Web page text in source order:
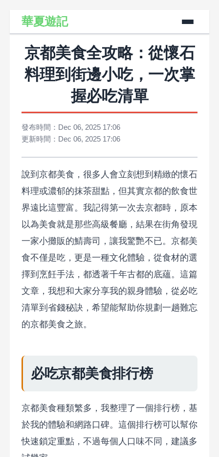
華夏遊記
京都美食全攻略：從懷石
料理到街邊小吃，一次掌
握必吃清單
發布時間：Dec 06, 2025 17:06
更新時間：Dec 06, 2025 17:06
說到京都美食，很多人會立刻想到精緻的懷石
料理或濃郁的抹茶甜點，但其實京都的飲食世
界遠比這豐富。我記得第一次去京都時，原本
以為美食就是那些高級餐廳，結果在街角發現
一家小攤販的鯖壽司，讓我驚艷不已。京都美
食不僅是吃，更是一種文化體驗，從食材的選
擇到烹飪手法，都透著千年古都的底蘊。這篇
文章，我想和大家分享我的親身體驗，從必吃
清單到省錢秘訣，希望能幫助你規劃一趟難忘
的京都美食之旅。
必吃京都美食排行榜
京都美食種類繁多，我整理了一個排行榜，基
於我的體驗和網路口碑。這個排行榜可以幫你
快速鎖定重點，不過每個人口味不同，建議多